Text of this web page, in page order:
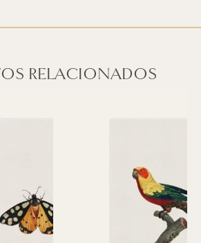
RELACIONADOS